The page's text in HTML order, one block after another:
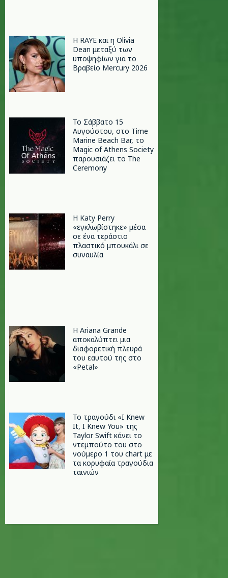
Η RAYE και η Olivia
Dean μεταξύ των
υποψηφίων για το
Βραβείο Mercury 2026
Το Σάββατο 15
Αυγούστου, στο Time
Marine Beach Bar, το
Magic of Athens Society
παρουσιάζει το The
Ceremony
H Katy Perry
«εγκλωβίστηκε» μέσα
σε ένα τεράστιο
πλαστικό μπουκάλι σε
συναυλία
Η Ariana Grande
αποκαλύπτει μια
διαφορετική πλευρά
του εαυτού της στο
«Petal»
Το τραγούδι «I Knew
It, I Knew You» της
Taylor Swift κάνει το
ντεμπούτο του στο
νούμερο 1 του chart με
τα κορυφαία τραγούδια
ταινιών